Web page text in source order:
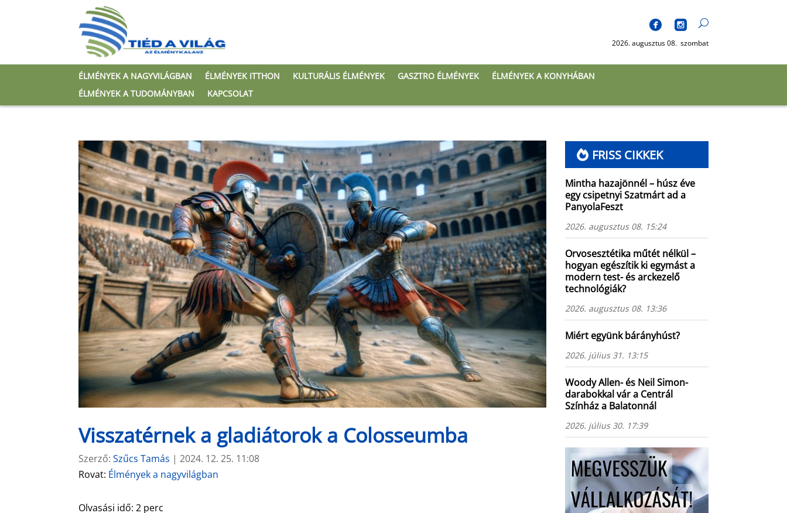
2026. augusztus 08. szombat
ÉLMÉNYEK A NAGYVILÁGBAN ÉLMÉNYEK ITTHON KULTURÁLIS ÉLMÉNYEK GASZTRO ÉLMÉNYEK
ÉLMÉNYEK A KONYHÁBAN
ÉLMÉNYEK A TUDOMÁNYBAN
KAPCSOLAT
Visszatérnek a gladiátorok a Colosseumba
Szerző:Szűcs Tamás |2024. 12. 25. 11:08
Rovat: Élmények a nagyvilágban
Olvasási idő:2 perc
FRISS CIKKEK
Mintha hazajönnél – húsz éve
egy csipetnyi Szatmárt ad a
PanyolaFeszt
2026. augusztus 08. 15:24
Orvosesztétika műtét nélkül –
hogyan egészítik ki egymást a
modern test- és arckezelő
technológiák?
2026. augusztus 08. 13:36
Miért együnk bárányhúst?
2026. július 31. 13:15
Woody Allen- és Neil Simon-
darabokkal vár a Centrál
Színház a Balatonnál
2026. július 30. 17:39